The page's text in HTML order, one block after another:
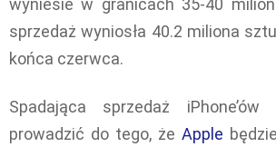
wyniesie w granicach 35-40
sprzedaż wyniosła 40.2 miliona
końca czerwca.
Spadająca sprzedaż
prowadzić do tego, że Apple